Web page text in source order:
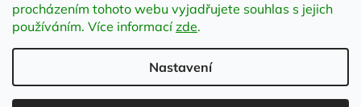
procházením tohoto webu vyjadřujete souhlas s jejich
používáním. Více informacízde.
Nastavení